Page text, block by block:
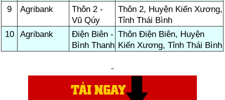
9 Agribank
Thôn 2 -
Vũ Qúy
Thôn 2, Huyện Kiến Xương,
Tỉnh Thái Bình
10
Agribank
Điện Biên -
Bình Thanh
Thôn Điện Biên, Huyện
Kiến Xương, Tỉnh Thái Bình